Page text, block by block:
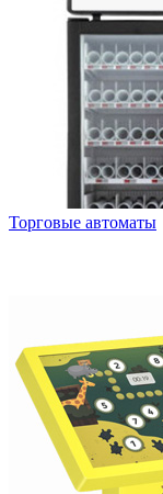
Торговые автоматы